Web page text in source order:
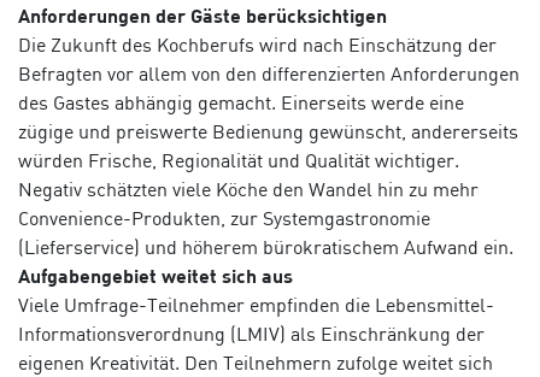
Anforderungen der Gäste berücksichtigen
Die Zukunft des Kochberufs wird nach Einschätzung der
Befragten vor allem von den differenzierten Anforderungen
des Gastes abhängig gemacht. Einerseits werde eine
zügige und preiswerte Bedienung gewünscht, andererseits
würden Frische, Regionalität und Qualität wichtiger.
Negativ schätzten viele Köche den Wandel hin zu mehr
Convenience-Produkten, zur Systemgastronomie
(Lieferservice) und höherem bürokratischem Aufwand ein.
Aufgabengebiet weitet sich aus
Viele Umfrage-Teilnehmer empfinden die Lebensmittel-
Informationsverordnung (LMIV) als Einschränkung der
eigenen Kreativität. Den Teilnehmern zufolge weitet sich